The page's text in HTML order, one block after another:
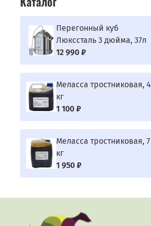
Перегонный куб
Люкссталь 3 дюйма, 37л
12 990 ₽
Меласса тростниковая, 4
кг
1 100 ₽
Меласса тростниковая, 7
кг
1 950 ₽